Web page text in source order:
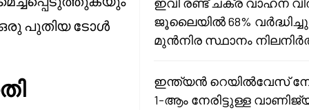
പുതിയ ടോൾ
ജൂലൈയിൽ 68%
മുൻനിര സ്ഥാനം
ഇന്ത്യൻ റെയിൽവേസ്
1-ആം നേരിട്ടുള്ള